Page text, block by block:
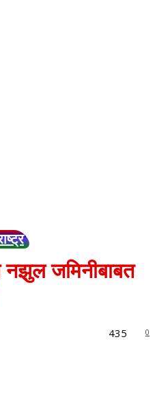
नझुल जमिनीबाबत
0
435